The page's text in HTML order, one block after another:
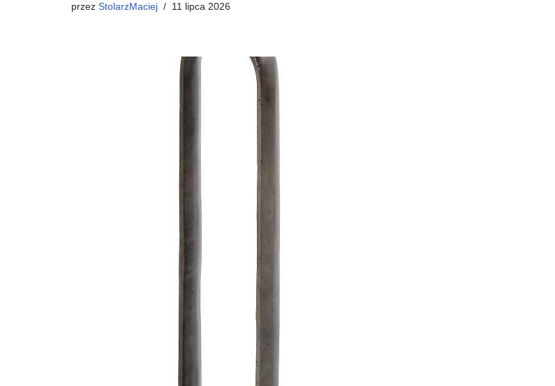
przez StolarzMaciej 11 lipca 2026